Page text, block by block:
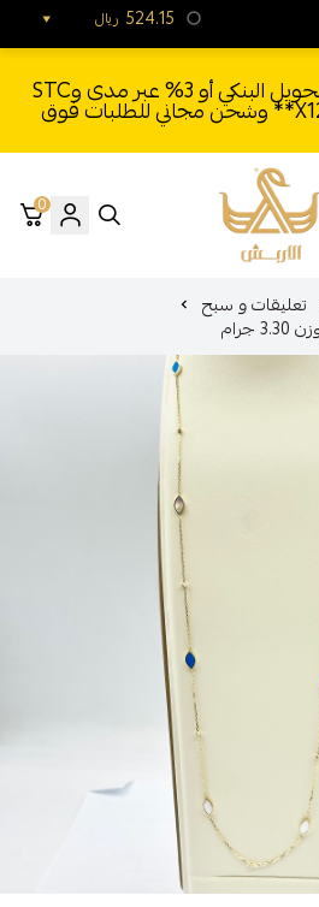
خصم يصل إلى 7.5% بالتحويل البنكي أو 3% عبر مدى وSTC
Pay + خصم بكود **X123** وشحن مجاني للطلبات فوق
الأربش للذهب
0
تعليقات و سبح
ريال 524.15